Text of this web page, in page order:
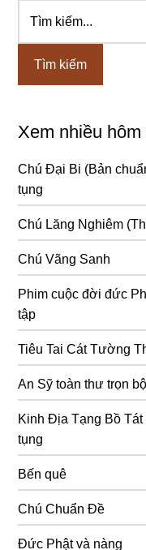
Sidebar
chính
kiếm...
Xem nhiều hôm
Chú Đại Bi (Bản
tụng
Chú Lăng Nghiêm
Chú Vãng Sanh
Phim cuộc đời đức
tập
Tiêu Tai Cát Tường
An Sỹ toàn thư trọn
Kinh Địa Tạng Bồ
tụng
Bến quê
Chú Chuẩn Đề
Đức Phật và nàng